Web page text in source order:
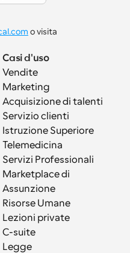
Casi d'uso
Vendite
Marketing
Acquisizione di talenti
Servizio clienti
Istruzione Superiore
Telemedicina
Servizi Professionali
Marketplace di
Assunzione
Risorse Umane
Lezioni private
C-suite
Legge